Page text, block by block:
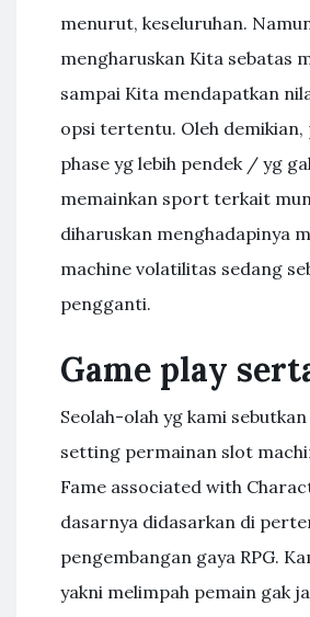
menurut, keseluruhan.
mengharuskan Kita sebatas
sampai Kita mendapatkan
opsi tertentu. Oleh demikian,
phase yg lebih pendek / yg
memainkan sport terkait
diharuskan menghadapinya
machine volatilitas sedang
pengganti.
Game play
Seolah-olah yg kami
setting permainan slot
Fame associated with
dasarnya didasarkan di
pengembangan gaya RPG.
yakni melimpah pemain gak